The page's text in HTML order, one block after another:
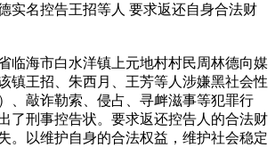
实名控告王招等人 要求返还自身合法财
临海市白水洋镇上元地村村民周林德向媒
镇王招、朱西月、王芳等人涉嫌黑社会性
、敲诈勒索、侵占、寻衅滋事等犯罪行
了刑事控告状。要求返还控告人的合法财
。以维护自身的合法权益，维护社会稳定